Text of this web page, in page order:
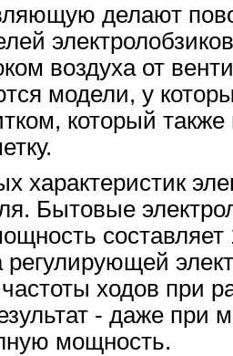
делают
воздуха от
модели, у
который
характеристик
Бытовые
регулирующей
ходов при
- даже при
мощность.